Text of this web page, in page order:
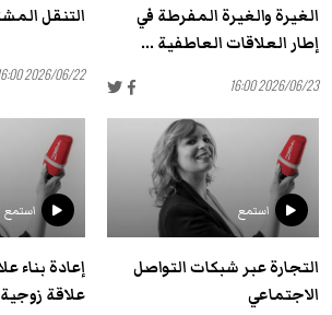
الغيرة والغيرة المفرطة في
إطار العلاقات العاطفية ...
2026/06/23 16:00
التنقل
2026/06/22 16:00
استمع
التجارة عبر شبكات التواصل
الاجتماعي
استمع
إعادة بناء
علاقة